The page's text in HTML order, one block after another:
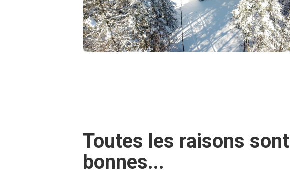
Toutes les raisons sont
bonnes...